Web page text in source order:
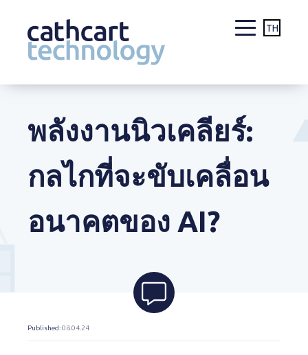
TH
พลังงานนิวเคลียร์:
กลไกที่จะขับเคลื่อน
อนาคตของ AI?
Published: 08.04.24